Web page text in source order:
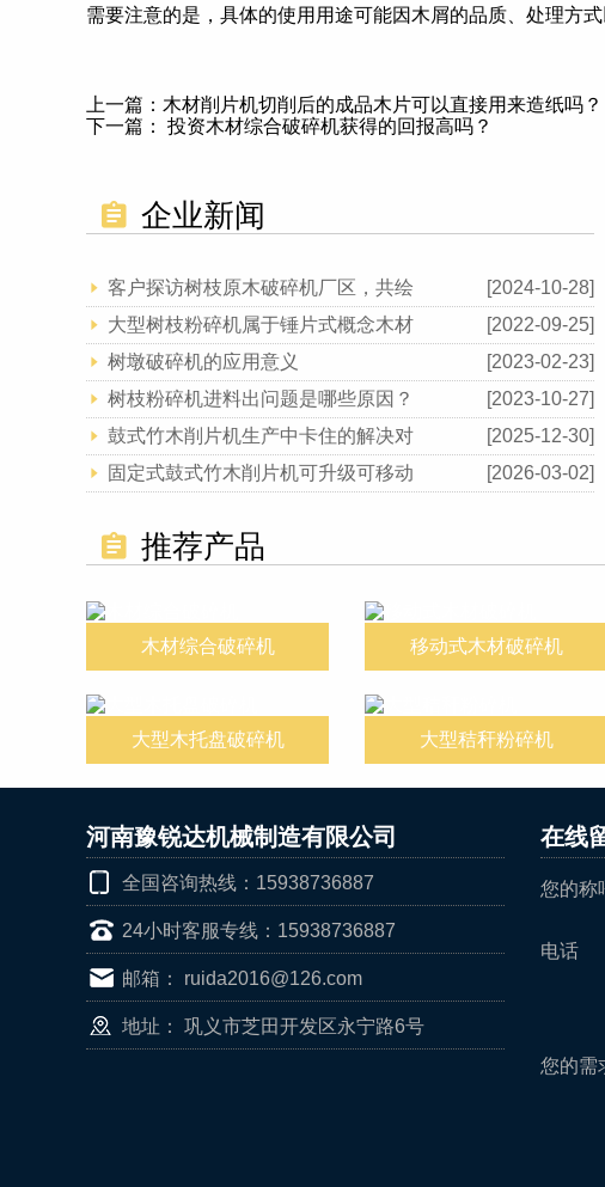
需要注意的是，具体的使用用途可能因木屑的品质、处理方
上一篇： 木材削片机切削后的成品木片可以直接用来造纸吗？
下一篇：
投资木材综合破碎机获得的回报高吗？
企业新闻
客户探访树枝原木破碎机厂区，共绘
[2024-10-28]
大型树枝粉碎机属于锤片式概念木材
[2022-09-25]
树墩破碎机的应用意义
[2023-02-23]
树枝粉碎机进料出问题是哪些原因？
[2023-10-27]
鼓式竹木削片机生产中卡住的解决对
[2025-12-30]
固定式鼓式竹木削片机可升级可移动
[2026-03-02]
推荐产品
木材综合破碎机 移动式木材破碎机
大型木托盘破碎机 大型秸秆粉碎机
河南豫锐达机械制造有限公司
全国咨询热线：15938736887
24小时客服专线：15938736887
邮箱： ruida2016@126.com
地址： 巩义市芝田开发区永宁路6号
在线
您的称
电话
您的需